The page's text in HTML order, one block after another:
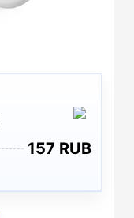
157 RUB